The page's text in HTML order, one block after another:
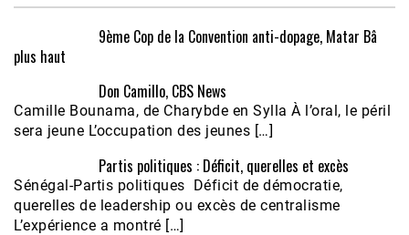
9ème Cop de la Convention anti-dopage, Matar Bâ
plus haut
Don Camillo, CBS News
Camille Bounama, de Charybde en Sylla À l’oral, le péril
sera jeune L’occupation des jeunes […]
Partis politiques : Déficit, querelles et excès
Sénégal-Partis politiques Déficit de démocratie,
querelles de leadership ou excès de centralisme
L’expérience a montré […]